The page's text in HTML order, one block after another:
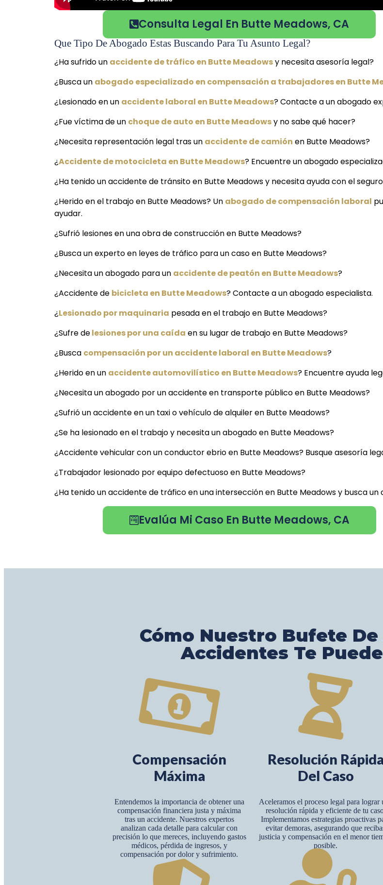
Consulta Legal En Butte Meadows, CA
Que Tipo De Abogado Estas Buscando Para Tu Asunto Legal?
¿Ha sufrido un accidente de tráfico en Butte Meadowsy necesita asesoría legal?
¿Busca un abogado especializado en compensación a trabajadores en Butte
¿Lesionado en un accidente laboral en Butte Meadows? Contacte a un abogado
¿Fue víctima de un choque de auto en Butte Meadowsy no sabe qué hacer?
¿Necesita representación legal tras un accidente de camión en Butte Meadows?
¿Accidente de motocicleta en Butte Meadows? Encuentre un abogado
¿Ha tenido un accidente de tránsito en Butte Meadows y necesita ayuda con el
¿Herido en el trabajo en Butte Meadows? Un abogado de compensación laboral
ayudar.
¿Sufrió lesiones en una obra de construcción en Butte Meadows?
¿Busca un experto en leyes de tráfico para un caso en Butte Meadows?
¿Necesita un abogado para un accidente de peatón en Butte Meadows?
¿Accidente de bicicleta en Butte Meadows? Contacte a un abogado especialista.
¿Lesionado por maquinaria pesada en el trabajo en Butte Meadows?
¿Sufre delesiones por una caída en su lugar de trabajo en Butte Meadows?
¿Busca compensación por un accidente laboral en Butte Meadows?
¿Herido en un accidente automovilístico en Butte Meadows? Encuentre ayuda
¿Necesita un abogado por un accidente en transporte público en Butte Meadows?
¿Sufrió un accidente en un taxi o vehículo de alquiler en Butte Meadows?
¿Se ha lesionado en el trabajo y necesita un abogado en Butte Meadows?
¿Accidente vehicular con un conductor ebrio en Butte Meadows? Busque asesoría
¿Trabajador lesionado por equipo defectuoso en Butte Meadows?
¿Ha tenido un accidente de tráfico en una intersección en Butte Meadows y busca un
Evalúa Mi Caso En Butte Meadows, CA
Cómo Nuestro Bufete
Accidentes Te
Compensación
Máxima
Entendemos la importancia de obtener una
compensación financiera justa y máxima
tras un accidente. Nuestros expertos
analizan cada detalle para calcular con
precisión lo que mereces, incluyendo gastos
médicos, pérdida de ingresos, y
compensación por dolor y sufrimiento.
Resolución Rápida
Del Caso
Aceleramos el proceso legal para lograr
resolución rápida y eficiente de tu
Implementamos estrategias proactivas
evitar demoras, asegurando que
justicia y compensación en el menor
posible.